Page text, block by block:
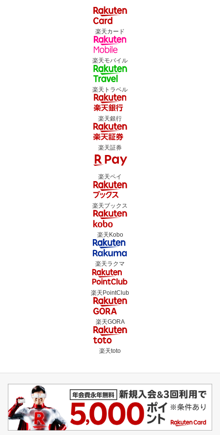
楽天カード
楽天モバイル
楽天トラベル
楽天銀行
楽天証券
楽天ペイ
楽天ブックス
楽天Kobo
楽天ラクマ
楽天PointClub
楽天GORA
楽天toto